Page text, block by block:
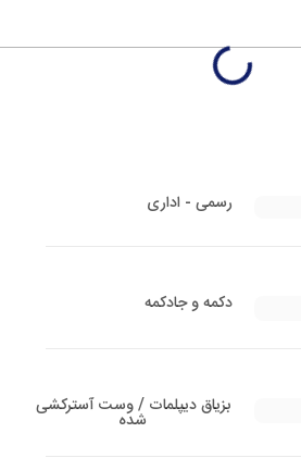
رسمی - اداری
دکمه و جادکمه
بزیاق دیپلمات / وست آسترکشی
شده